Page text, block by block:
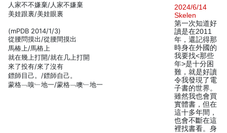
人家不不嫌棄/人家不嫌棄
美娃跟裏/美娃眼裏
(mPDB 2014/1/3)
從腰問摸出/從腰間摸出
馬椿上/馬樁上
就在幾上打開/就在几上打開
來了投有/來了沒有
鏢師目己。/鏢師自己。
蒙格﹁嗅﹂地一/蒙格﹁噢﹂地一
2024/6/14
Skelen
第一次知道好
讀是在2011
年，還記得那
時身在外國的
我要找<那些
年>是十分困
難，就是好讀
令我發現了電
子書的世界。
雖然我也會買
實體書，但在
這十多年間，
也會不斷在這
裡找書看。身